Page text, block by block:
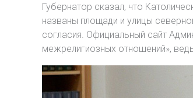
Губернатор сказал, что
названы площади и улицы
согласия. Официальный сайт
межрелигиозных отношений»,